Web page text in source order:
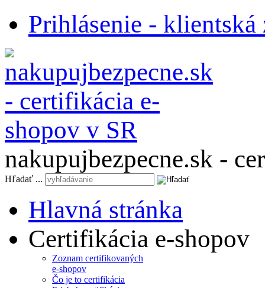
Prihlásenie - klientská
nakupujbezpecne.sk -
Hľadať ...
Hlavná stránka
Certifikácia e-shopov
Zoznam certifikovaných
e-shopov
Čo je to certifikácia